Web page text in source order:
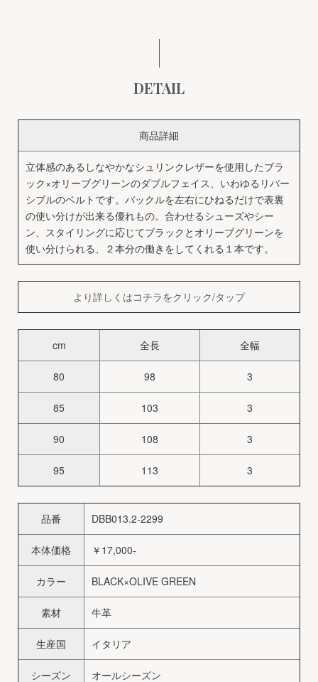
DETAIL
商品詳細
立体感のあるしなやかなシュリンクレザーを使用したブラ
ック×オリーブグリーンのダブルフェイス、いわゆるリバー
シブルのベルトです。バックルを左右にひねるだけで表裏
の使い分けが出来る優れもの。合わせるシューズやシー
ン、スタイリングに応じてブラックとオリーブグリーンを
使い分けられる、２本分の働きをしてくれる１本です。
より詳しくはコチラをクリック/タップ
cm 全長 全幅
80 98 3
85 103 3
90 108 3
95 113 3
品番 DBB013.2-2299
本体価格 ￥17,000-
カラー BLACK×OLIVE GREEN
素材 牛革
生産国 イタリア
シーズン オールシーズン